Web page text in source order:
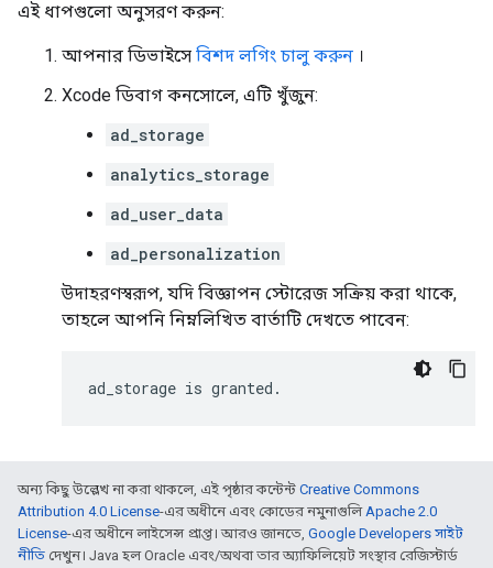
এই ধাপগুলো অনুসরণ করুন:
আপনার ডিভাইসে বিশদ লগিং চালু করুন ।
Xcode ডিবাগ কনসোলে, এটি খুঁজুন:
ad_storage
analytics_storage
ad_user_data
ad_personalization
উদাহরণস্বরূপ, যদি বিজ্ঞাপন স্টোরেজ সক্রিয় করা থাকে,
তাহলে আপনি নিম্নলিখিত বার্তাটি দেখতে পাবেন:
অন্য কিছু উল্লেখ না করা থাকলে, এই পৃষ্ঠার কন্টেন্ট Creative Commons
Attribution 4.0 License-এর অধীনে এবং কোডের নমুনাগুলিApache 2.0
License-এর অধীনে লাইসেন্স প্রাপ্ত। আরও জানতে, Google Developers সাইট
নীতি দেখুন। Java হল Oracle এবং/অথবা তার অ্যাফিলিয়েট সংস্থার রেজিস্টার্ড